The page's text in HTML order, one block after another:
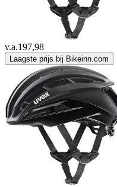
v.a.197,98
Laagste prijs bij Bikeinn.com